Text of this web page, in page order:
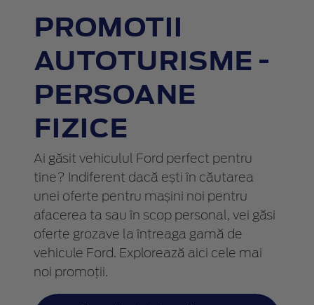
PROMOTII
AUTOTURISME -
PERSOANE
FIZICE
Ai găsit vehiculul Ford perfect pentru
tine? Indiferent dacă ești în căutarea
unei oferte pentru mașini noi pentru
afacerea ta sau în scop personal, vei găsi
oferte grozave la întreaga gamă de
vehicule Ford. Explorează aici cele mai
noi promoții.